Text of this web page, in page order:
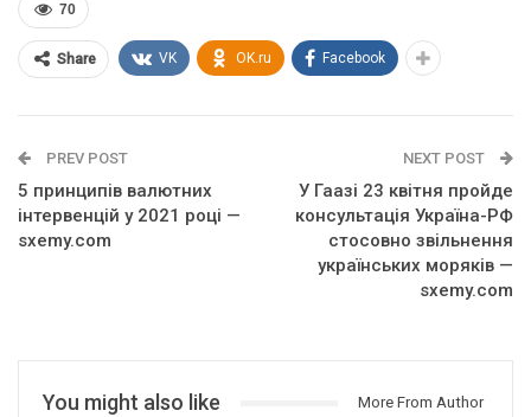
70
Share VK OK.ru Facebook
PREV POST
5 принципів валютних
інтервенцій у 2021 році —
sxemy.com
NEXT POST
У Гаазі 23 квітня пройде
консультація Україна-РФ
стосовно звільнення
українських моряків —
sxemy.com
You might also like More From Author